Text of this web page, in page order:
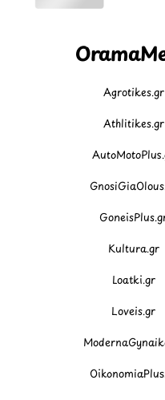
Agrotikes.gr
Athlitikes.gr
Kultura.gr
Loatki.gr
Loveis.gr